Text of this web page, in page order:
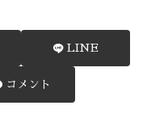
LINE
コメント